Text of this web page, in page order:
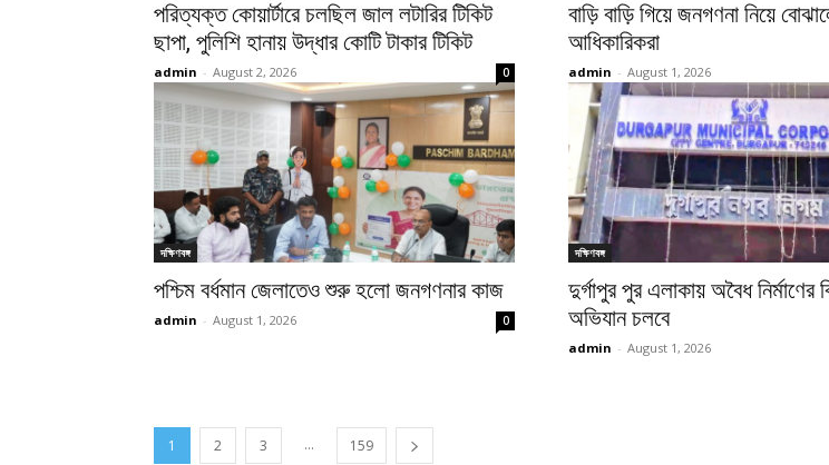
পরিত্যক্ত কোয়ার্টারে চলছিল জাল লটারির টিকিট
ছাপা, পুলিশি হানায় উদ্ধার কোটি টাকার টিকিট
admin - August 2, 2026 0
বাড়ি বাড়ি গিয়ে জনগণনা নিয়ে
আধিকারিকরা
admin - August 1, 2026
দক্ষিণবঙ্গ
পশ্চিম বর্ধমান জেলাতেও শুরু হলো জনগণনার কাজ
admin - August 1, 2026 0
দক্ষিণবঙ্গ
দুর্গাপুর পুর এলাকায় অবৈধ নির্মাণের
অভিযান চলবে
admin - August 1, 2026
1 2 3 ... 159